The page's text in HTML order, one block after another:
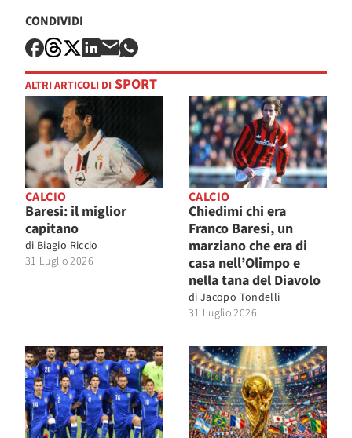
CONDIVIDI
ALTRI ARTICOLI DI SPORT
CALCIO
Baresi: il miglior
capitano
di Biagio Riccio
31 Luglio 2026
CALCIO
Chiedimi chi era
Franco Baresi, un
marziano che era di
casa nell’Olimpo e
nella tana del Diavolo
di Jacopo Tondelli
31 Luglio 2026